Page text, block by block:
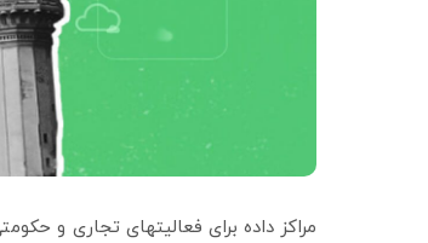
مراکز داده برای فعالیتهای تجاری و